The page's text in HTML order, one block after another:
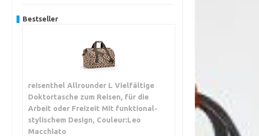
Bestseller
reisenthel Allrounder L Vielfältige
Doktortasche zum Reisen, für die
Arbeit oder Freizeit Mit funktional-
stylischem Design, Couleur:Leo
Macchiato